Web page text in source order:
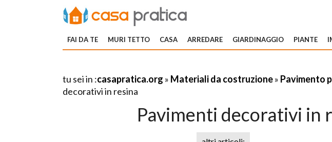
FAI DA TE MURI TETTO CASA ARREDARE GIARDINAGGIO PIANTE
tu sei in :casapratica.org » Materiali da costruzione» Pavimento
decorativi in resina
Pavimenti decorativi in